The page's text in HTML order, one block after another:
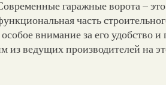
гаражные ворота –
часть
внимание за его удобство
ведущих производителей на